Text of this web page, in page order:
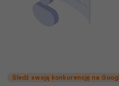
Śledź swoją konkurencję na